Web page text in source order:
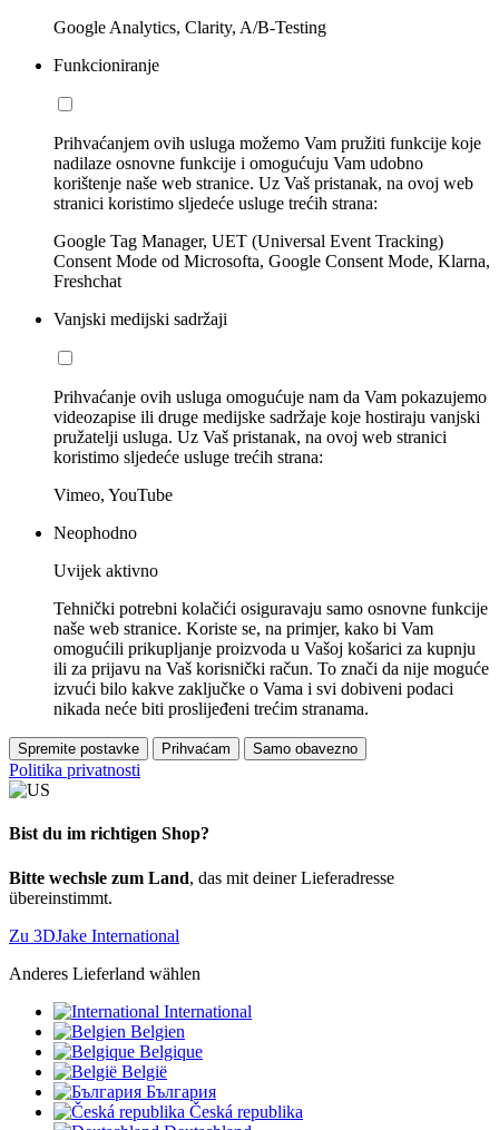
Google Analytics, Clarity, A/B-Testing
Funkcioniranje
Prihvaćanjem ovih usluga možemo Vam pružiti funkcije koje
nadilaze osnovne funkcije i omogućuju Vam udobno
korištenje naše web stranice. Uz Vaš pristanak, na ovoj web
stranici koristimo sljedeće usluge trećih strana:
Google Tag Manager, UET (Universal Event Tracking)
Consent Mode od Microsofta, Google Consent Mode, Klarna,
Freshchat
Vanjski medijski sadržaji
Prihvaćanje ovih usluga omogućuje nam da Vam pokazujemo
videozapise ili druge medijske sadržaje koje hostiraju vanjski
pružatelji usluga. Uz Vaš pristanak, na ovoj web stranici
koristimo sljedeće usluge trećih strana:
Vimeo, YouTube
Neophodno
Uvijek aktivno
Tehnički potrebni kolačići osiguravaju samo osnovne funkcije
naše web stranice. Koriste se, na primjer, kako bi Vam
omogućili prikupljanje proizvoda u Vašoj košarici za kupnju
ili za prijavu na Vaš korisnički račun. To znači da nije moguće
izvući bilo kakve zaključke o Vama i svi dobiveni podaci
nikada neće biti proslijeđeni trećim stranama.
Spremite postavke Prihvaćam Samo obavezno
Politika privatnosti
Bist du im richtigen Shop?
Bitte wechsle zum Land, das mit deiner Lieferadresse
übereinstimmt.
Zu 3DJake International
Anderes Lieferland wählen
International
Belgien
Belgique
België
България
Česká republika